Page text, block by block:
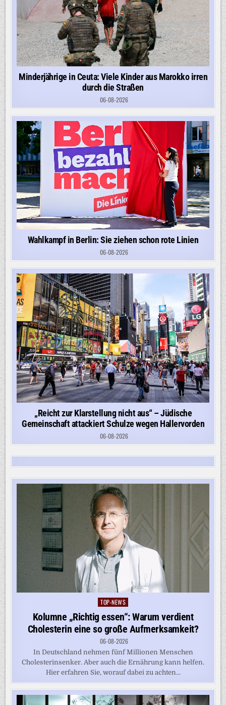
Minderjährige in Ceuta: Viele Kinder aus Marokko irren
durch die Straßen
06-08-2026
Wahlkampf in Berlin: Sie ziehen schon rote Linien
06-08-2026
„Reicht zur Klarstellung nicht aus“ – Jüdische
Gemeinschaft attackiert Schulze wegen Hallervorden
06-08-2026
Posted
TOP-NEWS
Kolumne „Richtig essen“: Warum verdient
Cholesterin eine so große Aufmerksamkeit?
06-08-2026
In Deutschland nehmen fünf Millionen Menschen
Cholesterinsenker. Aber auch die Ernährung kann helfen.
Hier erfahren Sie, worauf dabei zu achten...